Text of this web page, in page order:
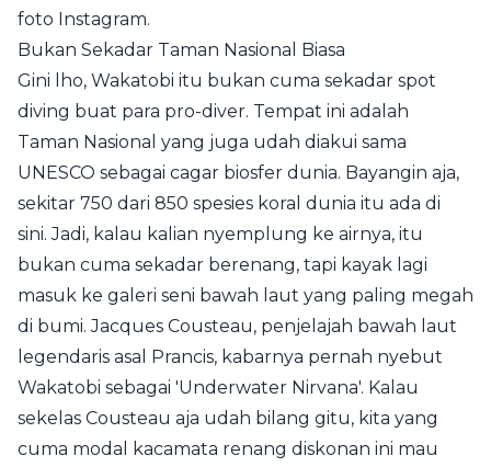
foto Instagram.
Bukan Sekadar Taman Nasional Biasa
Gini lho, Wakatobi itu bukan cuma sekadar spot
diving buat para pro-diver. Tempat ini adalah
Taman Nasional yang juga udah diakui sama
UNESCO sebagai cagar biosfer dunia. Bayangin aja,
sekitar 750 dari 850 spesies koral dunia itu ada di
sini. Jadi, kalau kalian nyemplung ke airnya, itu
bukan cuma sekadar berenang, tapi kayak lagi
masuk ke galeri seni bawah laut yang paling megah
di bumi. Jacques Cousteau, penjelajah bawah laut
legendaris asal Prancis, kabarnya pernah nyebut
Wakatobi sebagai 'Underwater Nirvana'. Kalau
sekelas Cousteau aja udah bilang gitu, kita yang
cuma modal kacamata renang diskonan ini mau